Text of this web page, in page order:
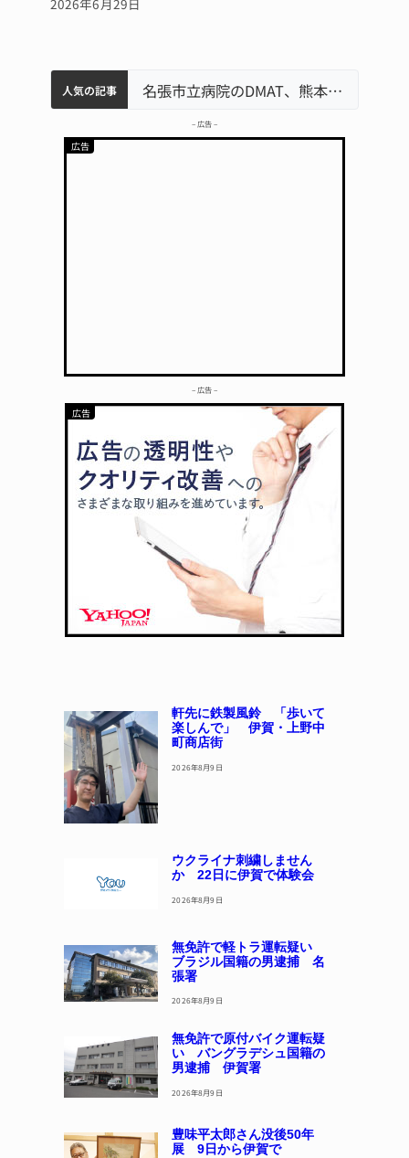
人気の記事
名張市水道料金47％値上げへ 答申案、審議会で大筋まとまる
中学校の陶壁モニュメント 地元建設会社がボランティアで清掃 伊賀 名張市立病院のDMAT、熊本地震の被災地へ 能登以来3回目の派遣
– 広告 –
– 広告 –
軒先に鉄製風鈴 「歩いて
楽しんで」 伊賀・上野中
町商店街
2026年8月9日
ウクライナ刺繍しません
か 22日に伊賀で体験会
2026年8月9日
無免許で軽トラ運転疑い
ブラジル国籍の男逮捕 名
張署
2026年8月9日
無免許で原付バイク運転疑
い バングラデシュ国籍の
男逮捕 伊賀署
2026年8月9日
豊味平太郎さん没後50年
展 9日から伊賀で